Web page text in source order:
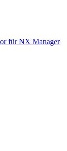
für NX Manager